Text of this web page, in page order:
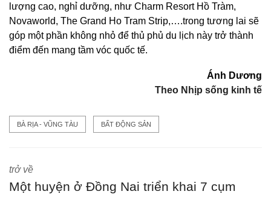
lượng cao, nghỉ dưỡng, như Charm Resort Hồ Tràm,
Novaworld, The Grand Ho Tram Strip,….trong tương lai sẽ
góp một phần không nhỏ để thủ phủ du lịch này trở thành
điểm đến mang tầm vóc quốc tế.
Ánh Dương
Theo Nhịp sống kinh tế
BÀ RỊA - VŨNG TÀU BẤT ĐỘNG SẢN
trở về
Một huyện ở Đồng Nai triển khai 7 cụm